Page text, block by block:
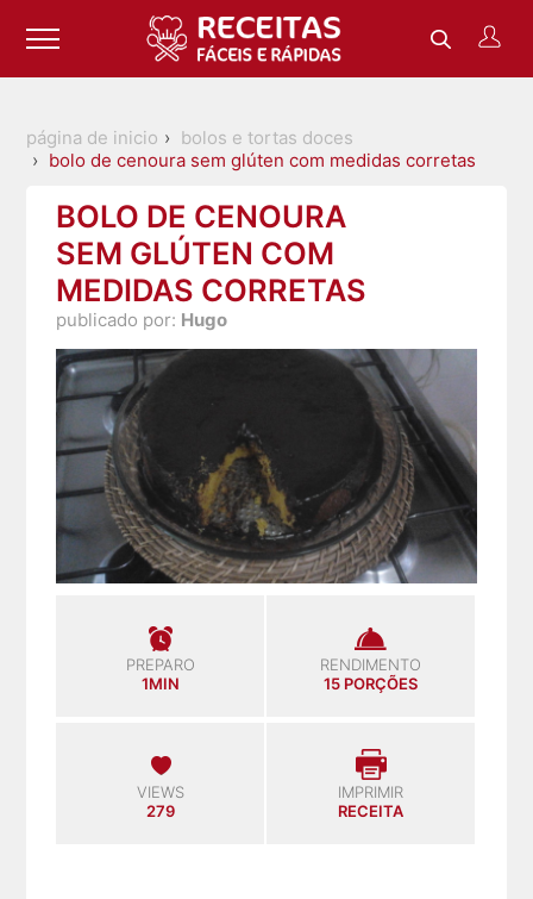
página de inicio
bolos e tortas doces
bolo de cenoura sem glúten com medidas corretas
BOLO DE CENOURA
SEM GLÚTEN COM
MEDIDAS CORRETAS
publicado por: Hugo
PREPARO
1MIN
RENDIMENTO
15 PORÇÕES
VIEWS
279
IMPRIMIR
RECEITA